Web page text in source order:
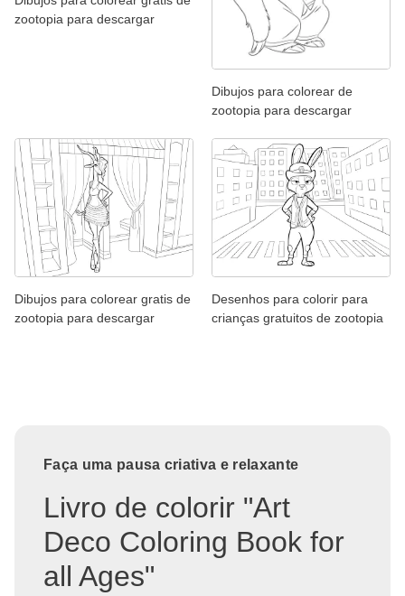
zootopia para descargar
Dibujos para colorear de
zootopia para descargar
Dibujos para colorear gratis de
zootopia para descargar
Desenhos para colorir para
crianças gratuitos de zootopia
Faça uma pausa criativa e relaxante
Livro de colorir "Art
Deco Coloring Book for
all Ages"